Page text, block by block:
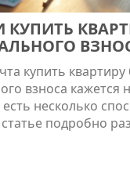
С
купить квартиру
взноса кажется
несколько
подробно
оформления
которые